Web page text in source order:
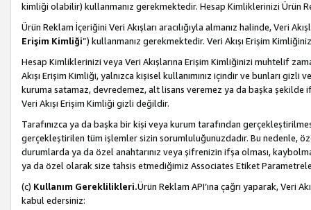
kimliği olabilir) kullanmanız gerekmektedir. Hesap Kimliklerinizi Ürün
Ürün Reklam İçeriğini Veri Akışları aracılığıyla almanız halinde, Veri
Erişim Kimliği”) kullanmanız gerekmektedir. Veri Akışı Erişim
Hesap Kimliklerinizi veya Veri Akışlarına Erişim Kimliğinizi muhtelif
Akışı Erişim Kimliği, yalnızca kişisel kullanımınız içindir ve bunları
kuruma satamaz, devredemez, alt lisans veremez ya da başka şekilde
Veri Akışı Erişim Kimliği gizli değildir.
Tarafınızca ya da başka bir kişi veya kurum tarafından
gerçekleştirilen tüm işlemler sizin sorumluluğunuzdadır. Bu nedenle,
durumlarda ya da özel anahtarınız veya şifrenizin ifşa olması,
ya da özel olarak size tahsis etmediğimiz Associates Etiket
(c) Kullanım Gereklilikleri.Ürün Reklam API’ına çağrı yaparak, Veri
kabul edersiniz: